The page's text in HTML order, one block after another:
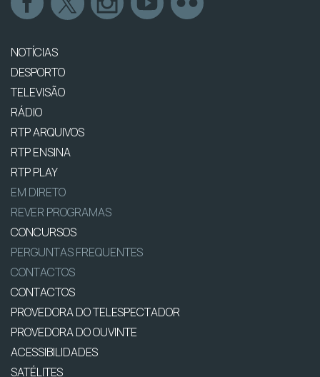
NOTÍCIAS
DESPORTO
TELEVISÃO
RÁDIO
RTP ARQUIVOS
RTP ENSINA
RTP PLAY
EM DIRETO
REVER PROGRAMAS
CONCURSOS
PERGUNTAS FREQUENTES
CONTACTOS
CONTACTOS
PROVEDORA DO TELESPECTADOR
PROVEDORA DO OUVINTE
ACESSIBILIDADES
SATÉLITES